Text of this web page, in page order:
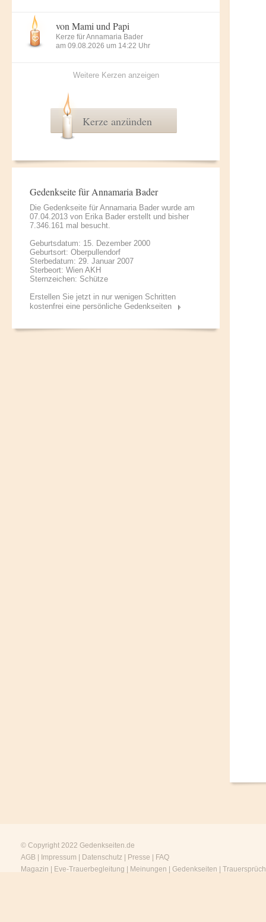
von Mami und Papi
Kerze für Annamaria Bader
am 09.08.2026 um 14:22 Uhr
Weitere Kerzen anzeigen
Kerze anzünden
Gedenkseite für Annamaria Bader
Die Gedenkseite für Annamaria Bader wurde am
07.04.2013 von Erika Bader erstellt und bisher
7.346.161 mal besucht.
Geburtsdatum: 15. Dezember 2000
Geburtsort: Oberpullendorf
Sterbedatum: 29. Januar 2007
Sterbeort: Wien AKH
Sternzeichen: Schütze
Erstellen Sie jetzt in nur wenigen Schritten
kostenfrei eine persönliche Gedenkseiten
© Copyright 2022 Gedenkseiten.de
AGB
Impressum Datenschutz Presse
FAQ
Magazin
Eve-Trauerbegleitung Meinungen Gedenkseiten